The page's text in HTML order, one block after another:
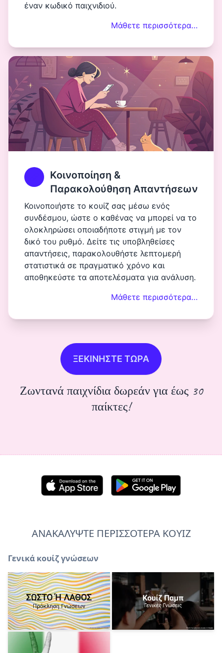
έναν κωδικό παιχνιδιού.
Μάθετε περισσότερα…
Κοινοποίηση &
Παρακολούθηση Απαντήσεων
Κοινοποιήστε το κουίζ σας μέσω ενός
συνδέσμου, ώστε ο καθένας να μπορεί να το
ολοκληρώσει οποιαδήποτε στιγμή με τον
δικό του ρυθμό. Δείτε τις υποβληθείσες
απαντήσεις, παρακολουθήστε λεπτομερή
στατιστικά σε πραγματικό χρόνο και
αποθηκεύστε τα αποτελέσματα για ανάλυση.
Μάθετε περισσότερα…
ΞΕΚΙΝΗΣΤΕ ΤΩΡΑ
Ζωντανά παιχνίδια δωρεάν για έως 30
παίκτες!
ΑΝΑΚΑΛΥΨΤΕ ΠΕΡΙΣΣΟΤΕΡΑ ΚΟΥΙΖ
Γενικά κουίζ γνώσεων